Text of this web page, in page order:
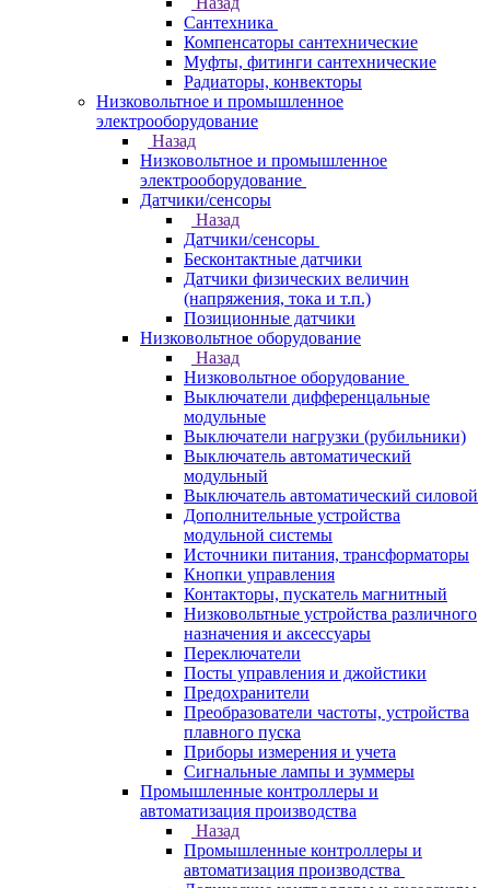
Сантехника
Компенсаторы сантехнические
Муфты, фитинги сантехнические
Радиаторы, конвекторы
Низковольтное и промышленное
электрооборудование
Назад
Низковольтное и промышленное
электрооборудование
Датчики/сенсоры
Назад
Датчики/сенсоры
Бесконтактные датчики
Датчики физических величин
(напряжения, тока и т.п.)
Позиционные датчики
Низковольтное оборудование
Назад
Низковольтное оборудование
Выключатели дифференцальные
модульные
Выключатели нагрузки (рубильники)
Выключатель автоматический
модульный
Выключатель автоматический силовой
Дополнительные устройства
модульной системы
Источники питания, трансформаторы
Кнопки управления
Контакторы, пускатель магнитный
Низковольтные устройства различного
назначения и аксессуары
Переключатели
Посты управления и джойстики
Предохранители
Преобразователи частоты, устройства
плавного пуска
Приборы измерения и учета
Сигнальные лампы и зуммеры
Промышленные контроллеры и
автоматизация производства
Назад
Промышленные контроллеры и
автоматизация производства